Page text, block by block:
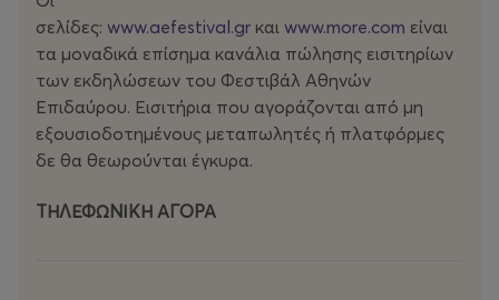
Μέρος II
Schlussszeneaus Goethes Faust
Τελική σκηνή από τον Φάουστ του Γκαίτε
σελίδες: www.aefestival.gr και www.more.com είναι
τα μοναδικά επίσημα κανάλια πώλησης εισιτηρίων
των εκδηλώσεων του Φεστιβάλ Αθηνών
Επιδαύρου. Εισιτήρια που αγοράζονται από μη
εξουσιοδοτημένους μεταπωλητές ή πλατφόρμες
δε θα θεωρούνται έγκυρα.
ΤΗΛΕΦΩΝΙΚΗ ΑΓΟΡΑ